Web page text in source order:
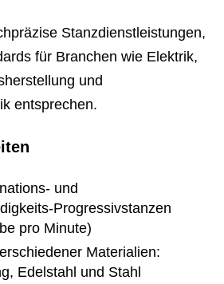
Stanzdienstleistungen,
für Branchen wie Elektrik,
und
entsprechen.
und
Progressivstanzen
pro Minute)
Materialien:
Edelstahl und Stahl